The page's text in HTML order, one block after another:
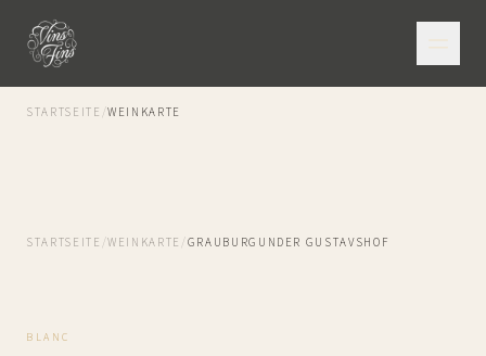
STARTSEITE /WEINKARTE
STARTSEITE /WEINKARTE/GRAUBURGUNDER GUSTAVSHOF
BLANC